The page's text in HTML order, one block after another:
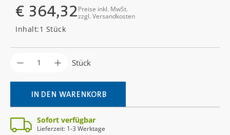
Regulärer Preis:
€ 364,32Preise inkl. MwSt.
zzgl. Versandkosten
Inhalt:1 Stück
Produkt Anzahl: Gib den gewünschten
Stück
IN DEN WARENKORB
Sofort verfügbar
Lieferzeit: 1-3 Werktage